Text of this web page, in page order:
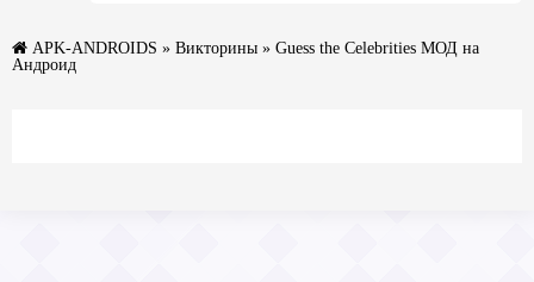
APK-ANDROIDS » Викторины » Guess the Celebrities МОД на
Андроид